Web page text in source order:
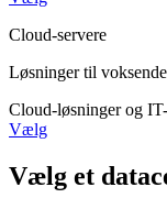
Cloud-servere
Løsninger til
Cloud-løsninger og
Vælg
Vælg et